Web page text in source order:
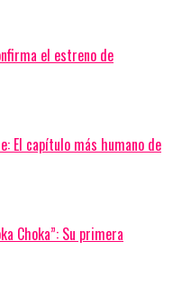
el estreno de
El capítulo más humano de
Choka”: Su primera